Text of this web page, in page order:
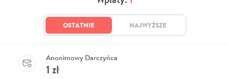
OSTATNIE NAJWYŻSZE
Anonimowy Darczyńca
1 zł